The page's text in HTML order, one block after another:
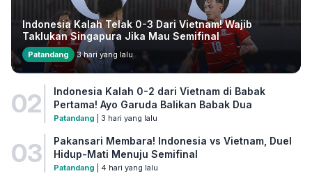
Indonesia Kalah Telak 0-3 Dari Vietnam! Wajib
Taklukan Singapura Jika Mau Semifinal
Patandang 3 hari yang lalu
02
Indonesia Kalah 0-2 dari Vietnam di Babak
Pertama! Ayo Garuda Balikan Babak Dua
Patandang | 3 hari yang lalu
03
Pakansari Membara! Indonesia vs Vietnam, Duel
Hidup-Mati Menuju Semifinal
Patandang | 4 hari yang lalu